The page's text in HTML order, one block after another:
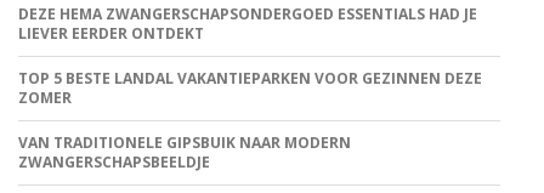
DEZE HEMA ZWANGERSCHAPSONDERGOED ESSENTIALS HAD JE
LIEVER EERDER ONTDEKT
TOP 5 BESTE LANDAL VAKANTIEPARKEN VOOR GEZINNEN DEZE
ZOMER
VAN TRADITIONELE GIPSBUIK NAAR MODERN
ZWANGERSCHAPSBEELDJE